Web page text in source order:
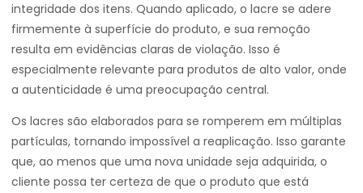
integridade dos itens. Quando aplicado, o lacre se adere
firmemente à superfície do produto, e sua remoção
resulta em evidências claras de violação. Isso é
especialmente relevante para produtos de alto valor, onde
a autenticidade é uma preocupação central.
Os lacres são elaborados para se romperem em múltiplas
partículas, tornando impossível a reaplicação. Isso garante
que, ao menos que uma nova unidade seja adquirida, o
cliente possa ter certeza de que o produto que está